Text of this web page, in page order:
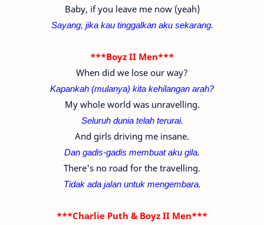
Baby, if you leave me now (yeah)
Sayang, jika kau tinggalkan aku sekarang.
***Boyz II Men***
When did we lose our way?
Kapankah (mulanya) kita kehilangan arah?
My whole world was unravelling.
Seluruh dunia telah terurai.
And girls driving me insane.
Dan gadis-gadis membuat aku gila.
There's no road for the travelling.
Tidak ada jalan untuk mengembara.
***Charlie Puth & Boyz II Men***